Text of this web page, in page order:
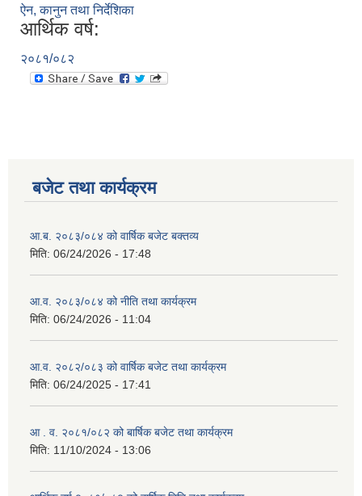
ऐन, कानुन तथा निर्देशिका
आर्थिक वर्ष:
२०८१/०८२
बजेट तथा कार्यक्रम
आ.ब. २०८३/०८४ को वार्षिक बजेट बक्तव्य
मिति: 06/24/2026 - 17:48
आ.व. २०८३/०८४ को नीति तथा कार्यक्रम
मिति: 06/24/2026 - 11:04
आ.व. २०८२/०८३ को वार्षिक बजेट तथा कार्यक्रम
मिति: 06/24/2025 - 17:41
आ . व. २०८१/०८२ को बार्षिक बजेट तथा कार्यक्रम
मिति: 11/10/2024 - 13:06